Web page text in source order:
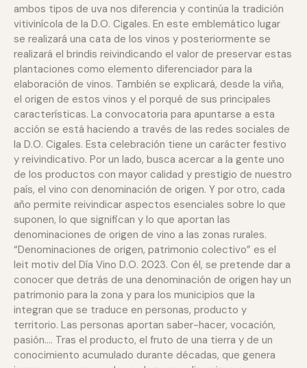
ambos tipos de uva nos diferencia y continúa la tradición
vitivinícola de la D.O. Cigales. En este emblemático lugar
se realizará una cata de los vinos y posteriormente se
realizará el brindis reivindicando el valor de preservar estas
plantaciones como elemento diferenciador para la
elaboración de vinos. También se explicará, desde la viña,
el origen de estos vinos y el porqué de sus principales
características. La convocatoria para apuntarse a esta
acción se está haciendo a través de las redes sociales de
la D.O. Cigales. Esta celebración tiene un carácter festivo
y reivindicativo. Por un lado, busca acercar a la gente uno
de los productos con mayor calidad y prestigio de nuestro
país, el vino con denominación de origen. Y por otro, cada
año permite reivindicar aspectos esenciales sobre lo que
suponen, lo que significan y lo que aportan las
denominaciones de origen de vino a las zonas rurales.
“Denominaciones de origen, patrimonio colectivo” es el
leit motiv del Día Vino D.O. 2023. Con él, se pretende dar a
conocer que detrás de una denominación de origen hay un
patrimonio para la zona y para los municipios que la
integran que se traduce en personas, producto y
territorio. Las personas aportan saber-hacer, vocación,
pasión…. Tras el producto, el fruto de una tierra y de un
conocimiento acumulado durante décadas, que genera